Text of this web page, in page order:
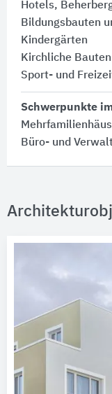
Hotels,
Bildungsbauten
Kindergärten
Kirchliche Bauten
Sport- und
Schwerpunkte
Büro- und